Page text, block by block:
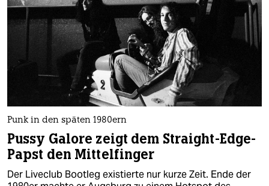
Punk in den späten 1980ern
Pussy Galore zeigt dem Straight-Edge-
Papst den Mittelfinger
Der Liveclub Bootleg existierte nur kurze Zeit. Ende der